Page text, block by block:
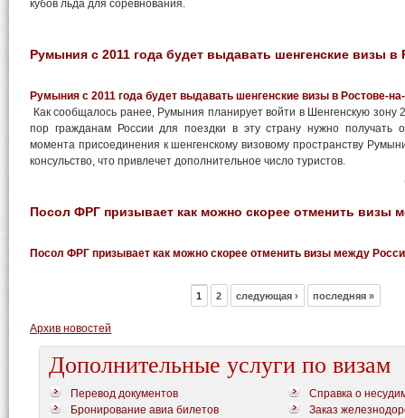
кубов льда для соревнования.
Румыния с 2011 года будет выдавать шенгенские визы в
Румыния с 2011 года будет выдавать шенгенские визы в Ростове-
Как сообщалось ранее, Румыния планирует войти в Шенгенскую зону
пор гражданам России для поездки в эту страну нужно получать
момента присоединения к шенгенскому визовому пространству
консульство, что привлечет дополнительное число туристов.
Посол ФРГ призывает как можно скорее отменить визы
Посол ФРГ призывает как можно скорее отменить визы между
1 2 следующая › последняя »
Архив новостей
Дополнительные услуги по визам
Перевод документов
Справка о
Бронирование авиа билетов
Заказ